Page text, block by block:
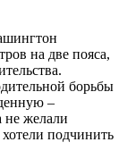
на две пояса,
борьбы
–
желали
подчинить